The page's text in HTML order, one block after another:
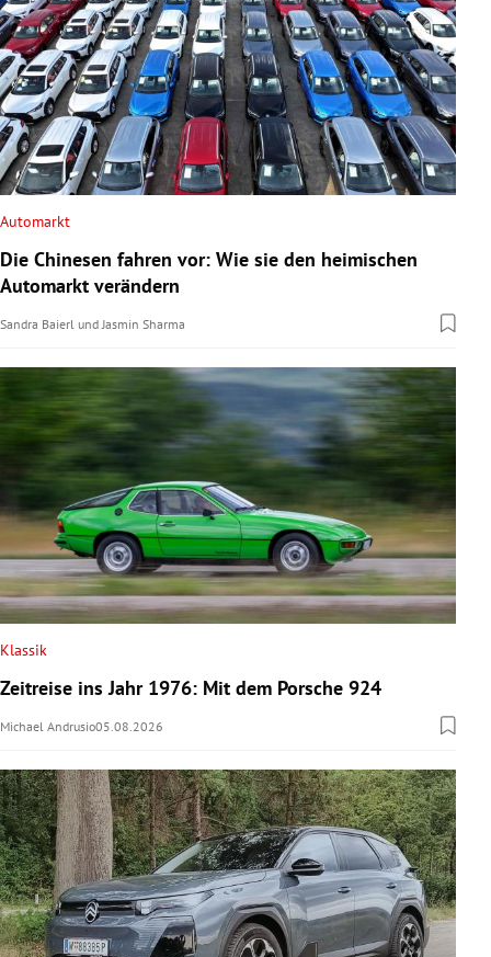
Automarkt
Die Chinesen fahren vor: Wie sie den heimischen
Automarkt verändern
Sandra Baierl und Jasmin Sharma
Klassik
Zeitreise ins Jahr 1976: Mit dem Porsche 924
Michael Andrusio05.08.2026